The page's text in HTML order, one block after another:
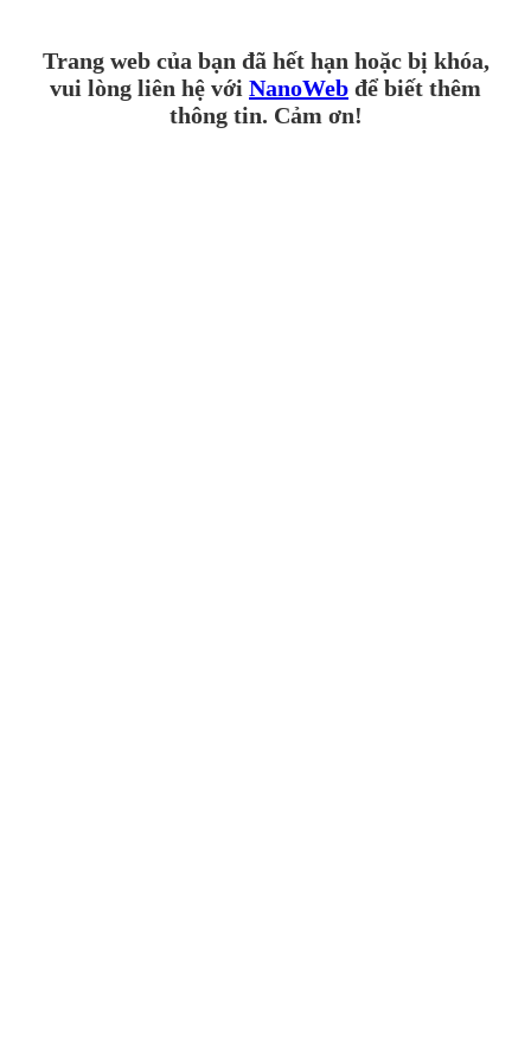
Trang web của bạn đã hết hạn hoặc bị khóa,
vui lòng liên hệ với NanoWeb để biết thêm
thông tin. Cảm ơn!